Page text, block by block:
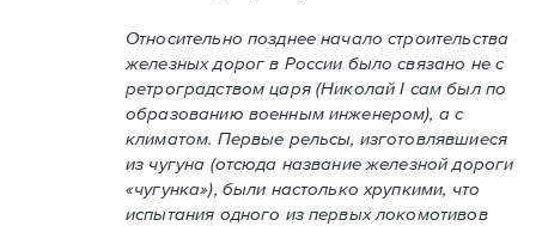
Относительно позднее начало строительства
железных дорог в России было связано не с
ретроградством царя (Николай I сам был по
образованию военным инженером), а с
климатом. Первые рельсы, изготовлявшиеся
из чугуна (отсюда название железной дороги
«чугунка»), были настолько хрупкими, что
испытания одного из первых локомотивов